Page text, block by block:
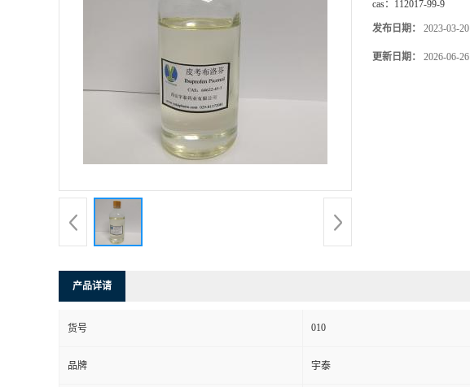
cas： 112017-99-9
发布日期： 2023-03-20
更新日期： 2026-06-26
产品详请
货号 010
品牌 宇泰